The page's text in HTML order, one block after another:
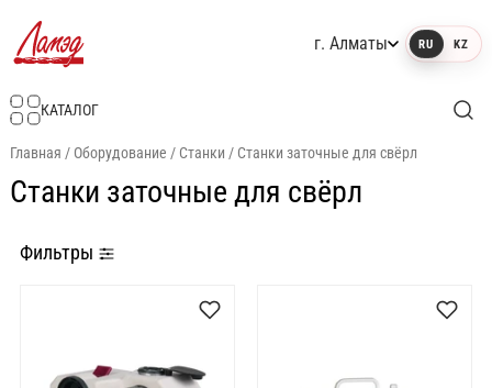
г. Алматы RU KZ
КАТАЛОГ
Главная / Оборудование / Станки / Станки заточные для свёрл
Станки заточные для свёрл
Фильтры